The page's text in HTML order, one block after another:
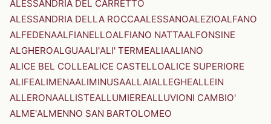
ALESSANDRIA DEL CARRETTO
ALESSANDRIA DELLA ROCCAALESSANOALEZIOALFANO
ALFEDENAALFIANELLOALFIANO NATTAALFONSINE
ALGHEROALGUAALI'ALI' TERMEALIAALIANO
ALICE BEL COLLEALICE CASTELLOALICE SUPERIORE
ALIFEALIMENAALIMINUSAALLAIALLEGHEALLEIN
ALLERONAALLISTEALLUMIEREALLUVIONI CAMBIO'
ALME'ALMENNO SAN BARTOLOMEO